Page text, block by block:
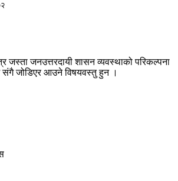
जस्ता जनउत्तरदायी शासन व्यवस्थाको परिकल्पना
संगै जोडिएर आउने विषयवस्तु हुन ।